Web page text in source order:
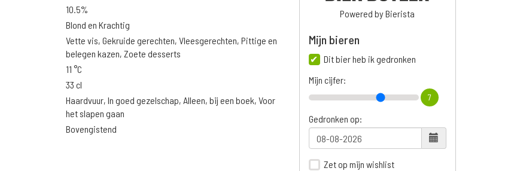
10.5%
Blond en Krachtig
Vette vis, Gekruide gerechten, Vleesgerechten, Pittige en
belegen kazen, Zoete desserts
11 °C
33 cl
Haardvuur, In goed gezelschap, Alleen, bij een boek, Voor
het slapen gaan
Bovengistend
Powered by Bierista
Mijn bieren
Dit bier heb ik gedronken
Mijn cijfer:
7
Gedronken op:
Zet op mijn wishlist